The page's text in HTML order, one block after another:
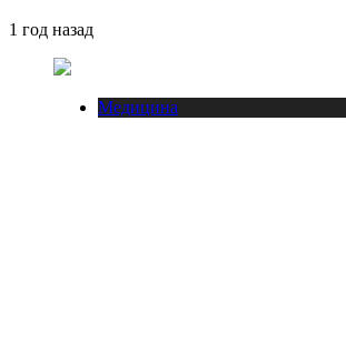
1 год назад
Медицина